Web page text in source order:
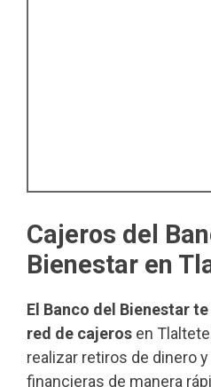
Cajeros del
Bienestar en
El Banco del Bienestar
red de cajeros en
realizar retiros de dinero
financieras de manera